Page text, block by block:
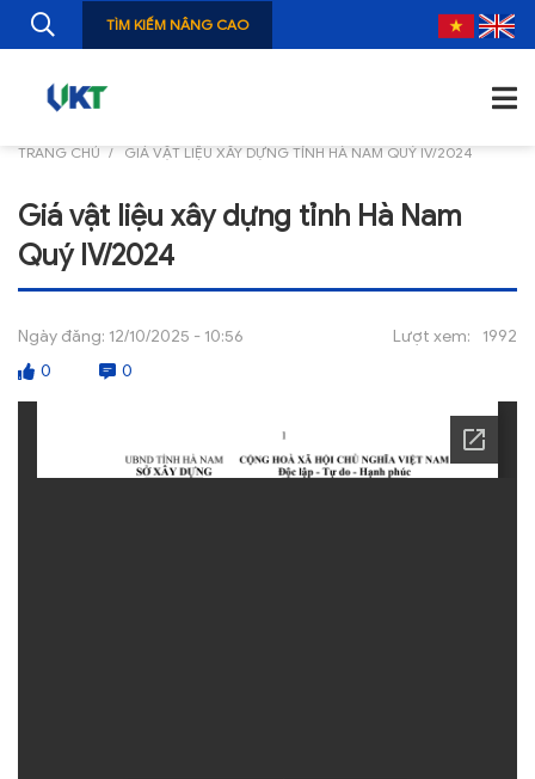
GIỚI THIỆU
TIN TỨC
NGHIÊN CỨU
ẤN PHẨM
TƯ VẤN
TÌM KIẾM NÂNG CAO
TRANG CHỦ GIÁ VẬT LIỆU XÂY DỰNG TỈNH HÀ NAM QUÝ IV/2024
Giá vật liệu xây dựng tỉnh Hà Nam
Quý IV/2024
Ngày đăng: 12/10/2025 - 10:56 Lượt xem:
1992
0
0